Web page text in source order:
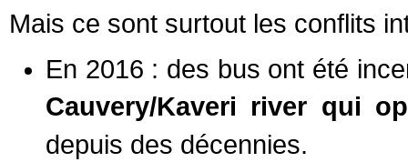
Mais ce sont surtout les conflits
En 2016 : des bus ont été
Cauvery/Kaveri river qui
depuis des décennies.